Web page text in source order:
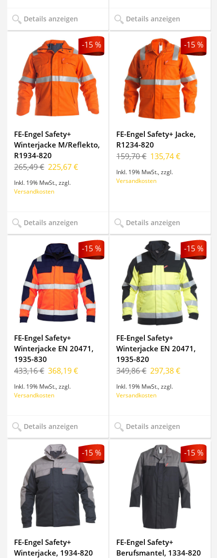
Details anzeigen Details anzeigen
-15 %
FE-Engel Safety+
Winterjacke M/Reflekto,
R1934-820
265,49 € 225,67 €
Inkl. 19% MwSt. ,zzgl.
Versandkosten
Details anzeigen
-15 %
FE-Engel Safety+ Jacke,
R1234-820
159,70 € 135,74 €
Inkl. 19% MwSt. ,zzgl.
Versandkosten
Details anzeigen
-15 %
FE-Engel Safety+
Winterjacke EN 20471,
1935-830
433,16 € 368,19 €
Inkl. 19% MwSt. ,zzgl.
Versandkosten
Details anzeigen
-15 %
FE-Engel Safety+
Winterjacke EN 20471,
1935-820
349,86 € 297,38 €
Inkl. 19% MwSt. ,zzgl.
Versandkosten
Details anzeigen
-15 %
FE-Engel Safety+
Winterjacke, 1934-820
-15 %
FE-Engel Safety+
Berufsmantel, 1334-820